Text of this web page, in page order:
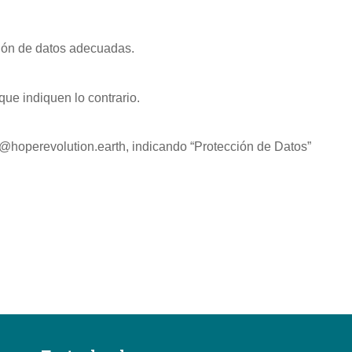
de datos adecuadas.
indiquen lo contrario.
, indicando “Protección de Datos”